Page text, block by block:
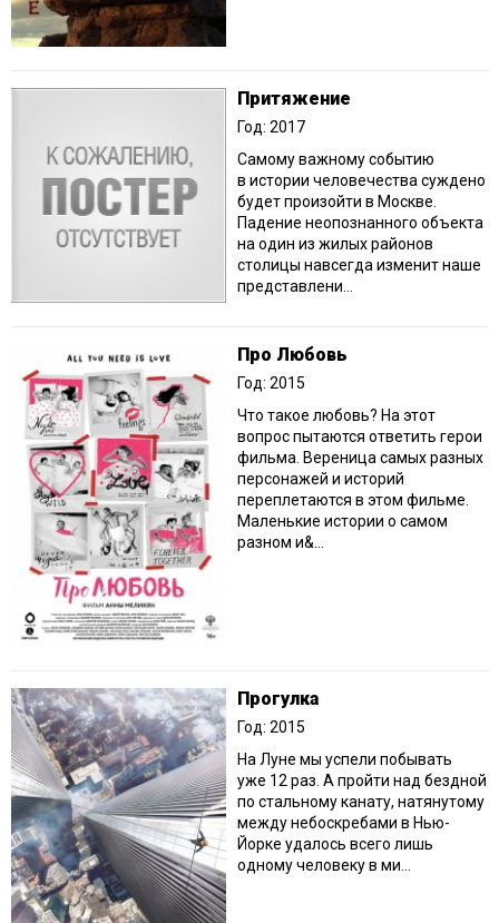
Притяжение
Год: 2017
Самому важному событию
в истории человечества суждено
будет произойти в Москве.
Падение неопознанного объекта
на один из жилых районов
столицы навсегда изменит наше
представлени...
Про Любовь
Год: 2015
Что такое любовь? На этот
вопрос пытаются ответить герои
фильма. Вереница самых разных
персонажей и историй
переплетаются в этом фильме.
Маленькие истории о самом
разном и&...
Прогулка
Год: 2015
На Луне мы успели побывать
уже 12 раз. А пройти над бездной
по стальному канату, натянутому
между небоскребами в Нью-
Йорке удалось всего лишь
одному человеку в ми...